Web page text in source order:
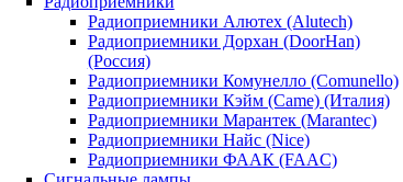
Радиоприемники Алютех (Alutech)
Радиоприемники Дорхан (DoorHan)
(Россия)
Радиоприемники Комунелло (Comunello)
Радиоприемники Кэйм (Came) (Италия)
Радиоприемники Марантек (Marantec)
Радиоприемники Найс (Nice)
Радиоприемники ФААК (FAAC)